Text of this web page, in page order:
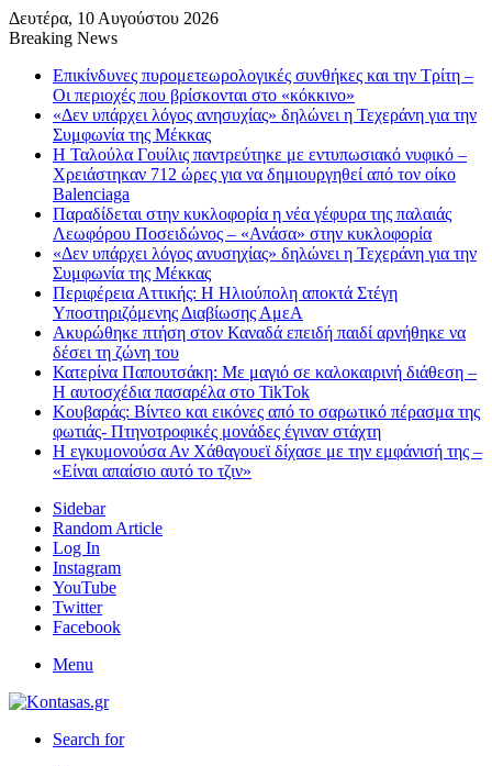
Δευτέρα, 10 Αυγούστου 2026
Breaking News
Επικίνδυνες πυρομετεωρολογικές συνθήκες και την Τρίτη –
Οι περιοχές που βρίσκονται στο «κόκκινο»
«Δεν υπάρχει λόγος ανησυχίας» δηλώνει η Τεχεράνη για την
Συμφωνία της Μέκκας
Η Ταλούλα Γουίλις παντρεύτηκε με εντυπωσιακό νυφικό –
Χρειάστηκαν 712 ώρες για να δημιουργηθεί από τον οίκο
Balenciaga
Παραδίδεται στην κυκλοφορία η νέα γέφυρα της παλαιάς
Λεωφόρου Ποσειδώνος – «Ανάσα» στην κυκλοφορία
«Δεν υπάρχει λόγος ανυσηχίας» δηλώνει η Τεχεράνη για την
Συμφωνία της Μέκκας
Περιφέρεια Αττικής: Η Ηλιούπολη αποκτά Στέγη
Υποστηριζόμενης Διαβίωσης ΑμεΑ
Ακυρώθηκε πτήση στον Καναδά επειδή παιδί αρνήθηκε να
δέσει τη ζώνη του
Κατερίνα Παπουτσάκη: Με μαγιό σε καλοκαιρινή διάθεση –
Η αυτοσχέδια πασαρέλα στο TikTok
Κουβαράς: Βίντεο και εικόνες από το σαρωτικό πέρασμα της
φωτιάς- Πτηνοτροφικές μονάδες έγιναν στάχτη
Η εγκυμονούσα Αν Χάθαγουεϊ δίχασε με την εμφάνισή της –
«Είναι απαίσιο αυτό το τζιν»
Sidebar
Random Article
Log In
Instagram
YouTube
Twitter
Facebook
Menu
Search for